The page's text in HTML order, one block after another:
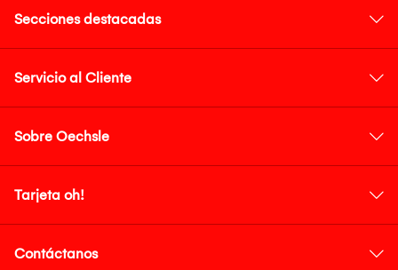
Secciones destacadas
Servicio al Cliente
Sobre Oechsle
Tarjeta oh!
Contáctanos